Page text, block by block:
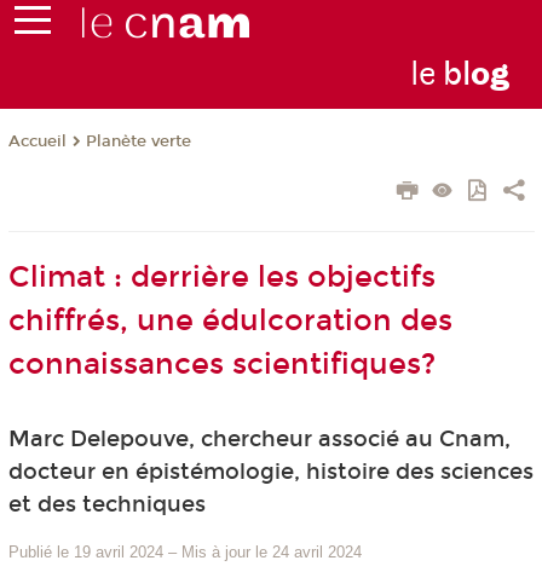
le blog
Accueil Planète verte
Climat : derrière les objectifs
chiffrés, une édulcoration des
connaissances scientifiques?
Marc Delepouve, chercheur associé au Cnam,
docteur en épistémologie, histoire des sciences
et des techniques
Publié le 19 avril 2024 – Mis à jour le 24 avril 2024